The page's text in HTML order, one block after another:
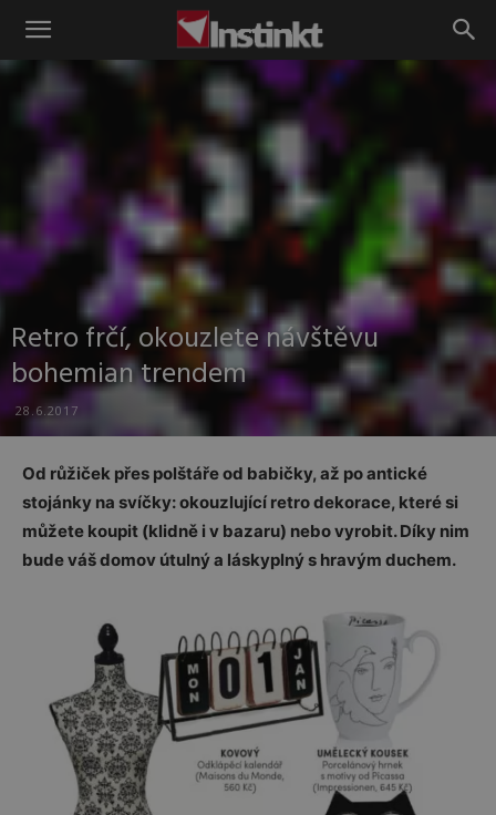
Instinkt
Retro frčí, okouzlete návštěvu
bohemian trendem
28.6.2017
Od růžiček přes polštáře od babičky, až po antické
stojánky na svíčky: okouzlující retro dekorace, které si
můžete koupit (klidně i v bazaru) nebo vyrobit. Díky nim
bude váš domov útulný a láskyplný s hravým duchem.